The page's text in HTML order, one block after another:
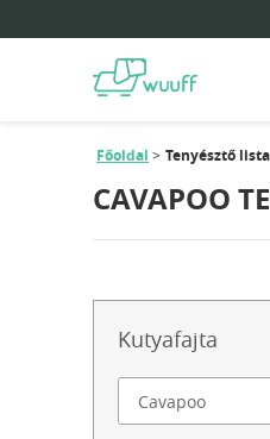
Főoldal Tenyésztő lista
CAVAPOO
Kutyafajta